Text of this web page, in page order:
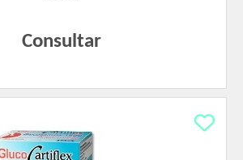
Consultar